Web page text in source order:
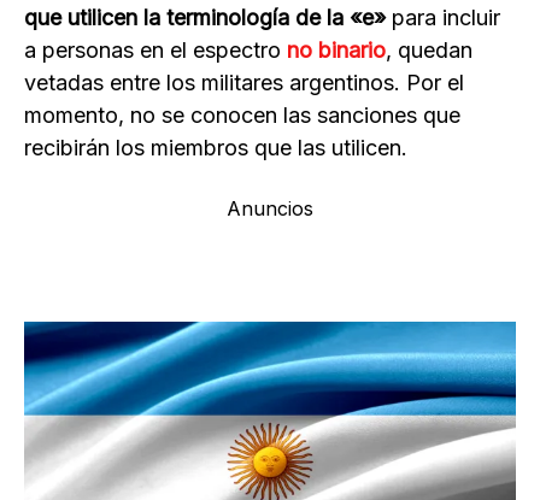
que utilicen la terminología de la «e»para incluir
a personas en el espectro no binario, quedan
vetadas entre los militares argentinos. Por el
momento, no se conocen las sanciones que
recibirán los miembros que las utilicen.
Anuncios